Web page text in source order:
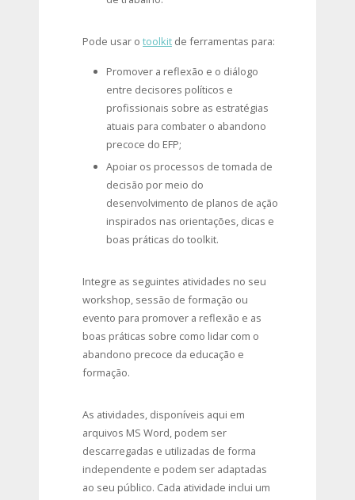
Pode usar o toolkit de ferramentas para:
Promover a reflexão e o diálogo
entre decisores políticos e
profissionais sobre as estratégias
atuais para combater o abandono
precoce do EFP;
Apoiar os processos de tomada de
decisão por meio do
desenvolvimento de planos de ação
inspirados nas orientações, dicas e
boas práticas do toolkit.
Integre as seguintes atividades no seu
workshop, sessão de formação ou
evento para promover a reflexão e as
boas práticas sobre como lidar com o
abandono precoce da educação e
formação.
As atividades, disponíveis aqui em
arquivos MS Word, podem ser
descarregadas e utilizadas de forma
independente e podem ser adaptadas
ao seu público. Cada atividade inclui um